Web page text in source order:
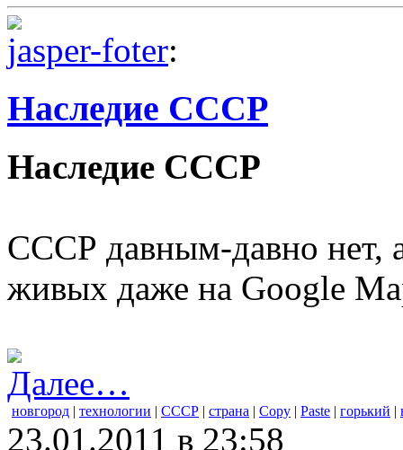
jasper-foter:
Наследие СССР
Наследие СССР
СССР давным-давно нет,
живых даже на Google
Далее…
новгород | технологии | СССР | страна | Copy | Paste | горький |
23.01.2011 в 23:58